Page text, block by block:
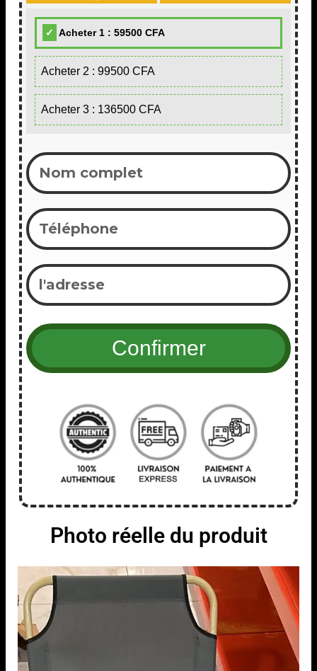
Acheter 1 : 59500 CFA
Acheter 2 : 99500 CFA
Acheter 3 : 136500 CFA
Photo réelle du produit